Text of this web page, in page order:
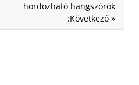
hordozható hangszórók
:Következő »